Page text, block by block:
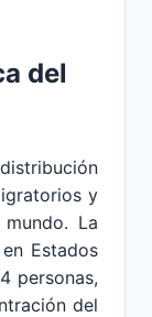
del
y
La
Estados
personas,
del